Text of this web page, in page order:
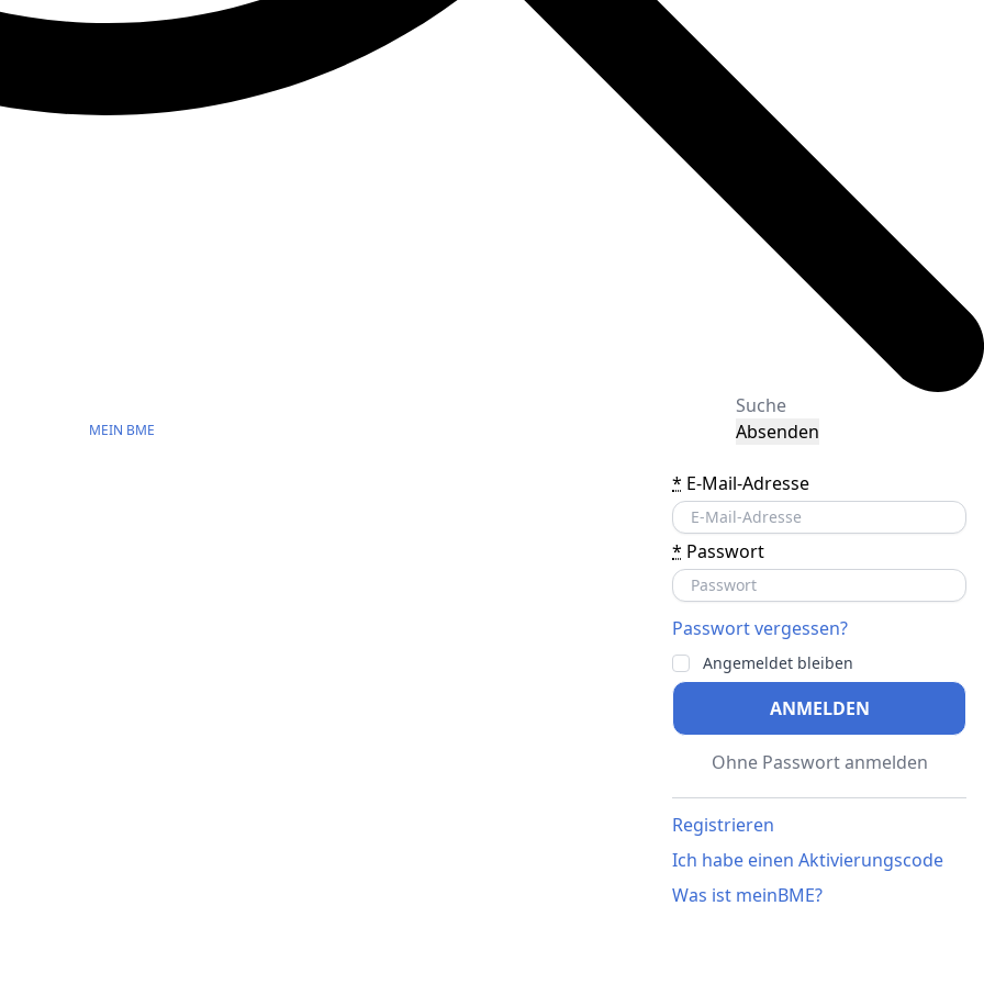
Absenden
MEIN BME
* E-Mail-Adresse
* Passwort
Passwort vergessen?
Angemeldet bleiben
ANMELDEN
Ohne Passwort anmelden
Registrieren
Ich habe einen Aktivierungscode
Was ist meinBME?